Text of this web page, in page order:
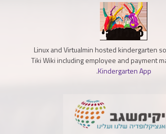
Linux and Virtualmin hosted kindergarten
Tiki Wiki including employee and payment
Kindergarten App
.